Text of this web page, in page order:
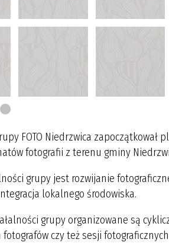
FOTO Niedrzwica zapoczątkował
fotografii z terenu gminy
grupy jest rozwijanie
lokalnego środowiska.
grupy organizowane są
czy też sesji